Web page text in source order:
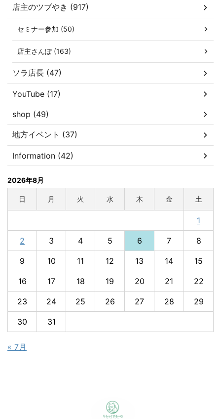
店主のツブやき (917)
セミナー参加 (50)
店主さんぽ (163)
ソラ店長 (47)
YouTube (17)
shop (49)
地方イベント (37)
Information (42)
2026年8月
日 月 火 水 木 金 土
1
2 3 4 5 6 7 8
9 10 11 12 13 14 15
16 17 18 19 20 21 22
23 24 25 26 27 28 29
30 31
« 7月